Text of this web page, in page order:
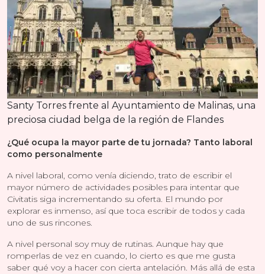
Santy Torres frente al Ayuntamiento de Malinas, una
preciosa ciudad belga de la región de Flandes
¿Qué ocupa la mayor parte de tu jornada? Tanto laboral
como personalmente
A nivel laboral, como venía diciendo, trato de escribir el
mayor número de actividades posibles para intentar que
Civitatis siga incrementando su oferta. El mundo por
explorar es inmenso, así que toca escribir de todos y cada
uno de sus rincones.
A nivel personal soy muy de rutinas. Aunque hay que
romperlas de vez en cuando, lo cierto es que me gusta
saber qué voy a hacer con cierta antelación. Más allá de esta